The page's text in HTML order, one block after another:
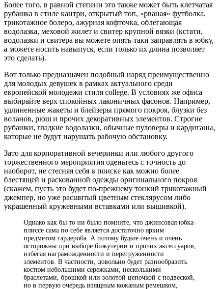
Более того, в равной степени это также может быть клетчатая
рубашка в стиле кантри, открытый топ, «рваная» футболка,
трикотажное болеро, ажурная кофточка, облегающая
водолазка, меховой жилет и свитер крупной вязки (кстати,
водолазки и свитера вы можете опять-таки заправлять в юбку,
а можете носить навыпуск, если только их длина позволяет
это сделать).
Вот только предназначен подобный наряд преимущественно
для молодых девушек в рамках актуального среди
европейской молодежи стиля college. В условиях же офиса
выбирайте верх спокойных лаконичных фасонов. Например,
удлиненные жакеты и блейзеры прямого покроя, блузки без
воланов, рюш и прочих декоративных элементов. Строгие
рубашки, гладкие водолазки, обычные пуловеры и кардиганы,
которые не будут нарушать рабочую обстановку.
Зато для корпоративной вечеринки или любого другого
торжественного мероприятия оденьтесь с точность до
наоборот, не стесняя себя в поиске как можно более
блестящей и раскованной одежды оригинального покроя
(скажем, пусть это будет по-прежнему тонкий трикотажный
джемпер, но уже расшитый цветным стеклярусом либо
украшенный кружевными вставками или вышивкой).
Однако как бы то ни было помните, что джинсовая юбка-
плиссе сама по себе является достаточно ярким
предметом гардероба. А потому будьте очень и очень
осторожны при выборе бижутерии и прочих аксессуаров,
избегая награможденности и перегруженности
элементов. В частности, довольно будет разнообразить
костюм небольшими сережками, несколькими
браслетами, брошкой или золотой цепочкой с подвеской,
но в первую очередь изящным кожаным ремешком,